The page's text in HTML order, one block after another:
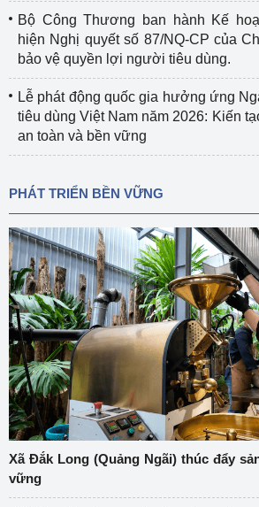
Bộ Công Thương ban hành Kế
hiện Nghị quyết số 87/NQ-CP của
bảo vệ quyền lợi người tiêu dùng.
Lễ phát động quốc gia hưởng ứng
tiêu dùng Việt Nam năm 2026: Kiến
an toàn và bền vững
PHÁT TRIỂN BỀN VỮNG
Xã Đắk Long (Quảng Ngãi) thúc đẩy
vững